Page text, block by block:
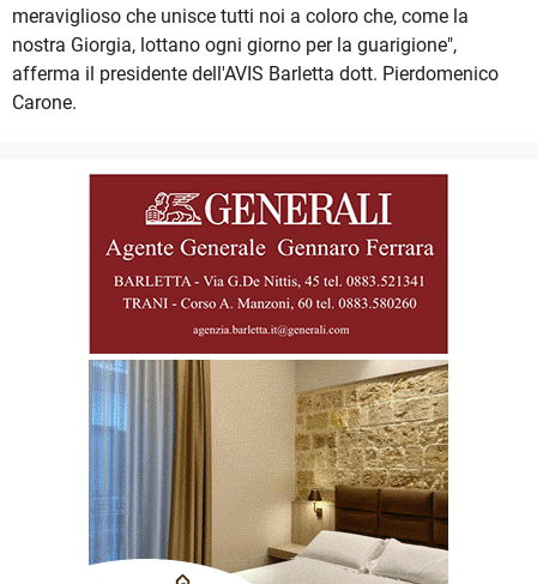
meraviglioso che unisce tutti noi a coloro che, come la
nostra Giorgia, lottano ogni giorno per la guarigione",
afferma il presidente dell'AVIS Barletta dott. Pierdomenico
Carone.